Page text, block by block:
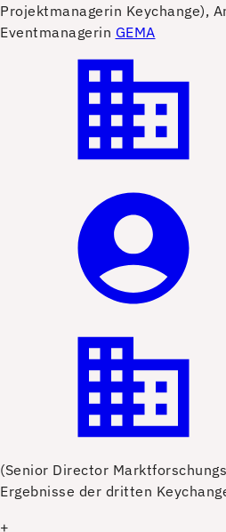
Projektmanagerin Keychange),
Eventmanagerin GEMA
(Senior Director
Ergebnisse der dritten
+